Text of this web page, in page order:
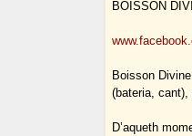
BOISSON
Boisson
(bateria,
D’aqueth